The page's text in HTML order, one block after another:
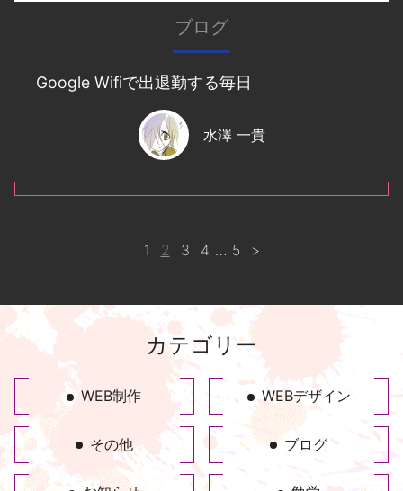
ブログ
Google Wifiで出退勤する毎日
水澤 一貴
1 2 3 4 … 5 >
カテゴリー
WEB制作 WEBデザイン
その他 ブログ